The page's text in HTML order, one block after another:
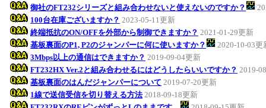
御社のFT232シリーズと組み合わせないと使えないのですか？
100台在庫ございますか？ 2023-05-11更新
終端抵抗のON/OFFを外部から制御できますか？ 2021-01-29更新
基板裏面のP1, P2のジャンパーに何に使いますか？
2020-10-03更
3Mbps以上の通信はできますか？ 2019-09-04更新
FT232HX Ver.2と組み合わせるにはどうしたらいいですか？ 2019-
基板裏面のはんだジャンパーについて 2019-07-20更新
1線で送信受信を切り替える方法 2018-09-18更新